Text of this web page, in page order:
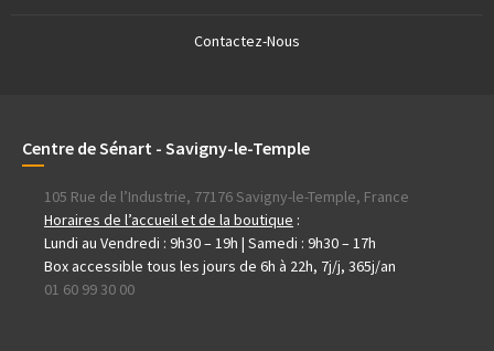
Contactez-Nous
Centre de Sénart - Savigny-le-Temple
105 Rue de l’Industrie, 77176 Savigny-le-Temple, France
Horaires de l’accueil et de la boutique :
Lundi au Vendredi : 9h30 – 19h | Samedi : 9h30 – 17h
Box accessible tous les jours de 6h à 22h, 7j/j, 365j/an
01 60 99 30 00